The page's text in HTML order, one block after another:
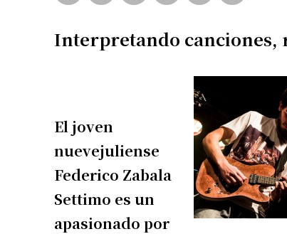
Interpretando canciones,
El joven
nuevejuliense
Federico Zabala
Settimo es un
apasionado por